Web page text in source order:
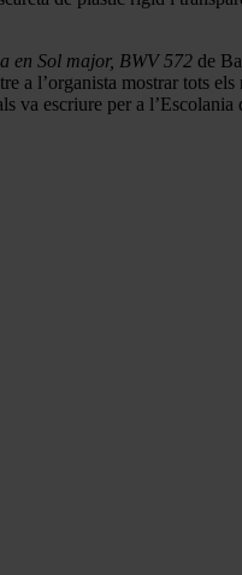
en Sol major, BWV 572 de
a l’organista mostrar tots
va escriure per a l’Escolania